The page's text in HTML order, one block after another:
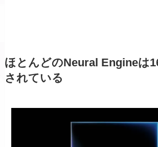
ほとんどのNeural Engineは
されている